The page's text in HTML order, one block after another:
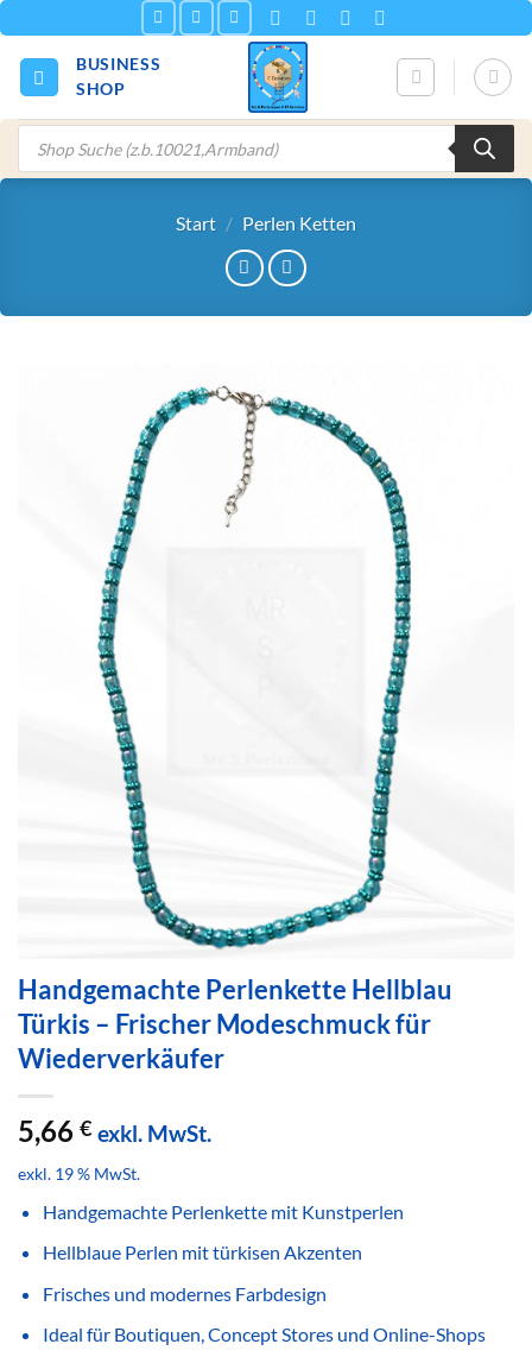
Inhalt
springen
BUSINESS
SHOP
Products
search
Start / Perlen Ketten
Handgemachte Perlenkette Hellblau
Türkis – Frischer Modeschmuck für
Wiederverkäufer
5,66 € exkl. MwSt.
exkl. 19 % MwSt.
Handgemachte Perlenkette mit Kunstperlen
Hellblaue Perlen mit türkisen Akzenten
Frisches und modernes Farbdesign
Ideal für Boutiquen, Concept Stores und Online-Shops